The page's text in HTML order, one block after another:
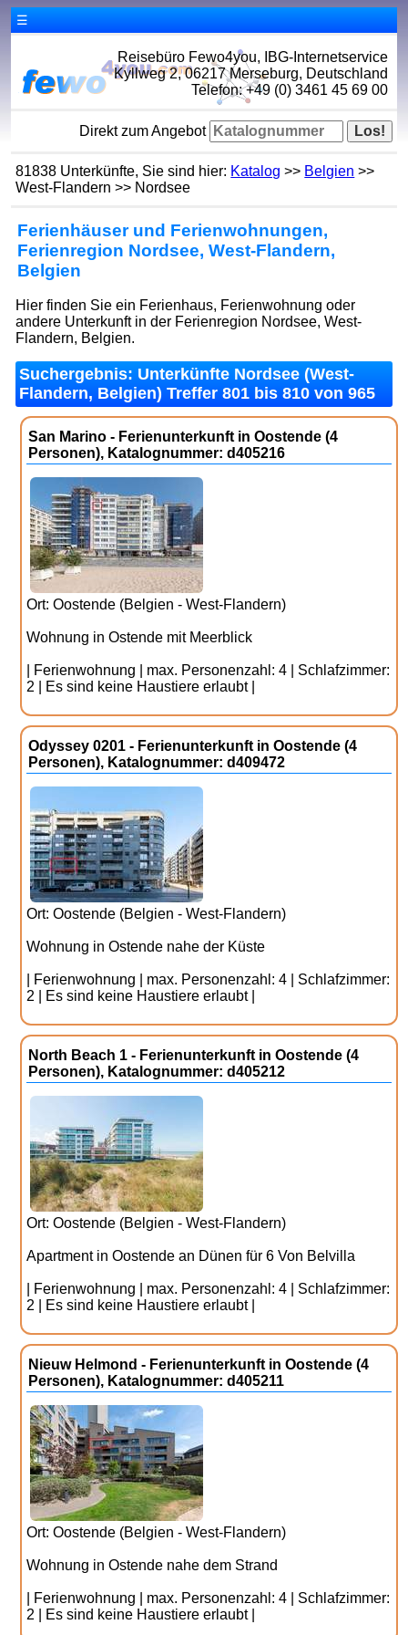
☰
Reisebüro Fewo4you, IBG-Internetservice
Kyllweg 2, 06217 Merseburg, Deutschland
Telefon: +49 (0) 3461 45 69 00
Direkt zum Angebot
81838 Unterkünfte, Sie sind hier: Katalog >> Belgien >>
West-Flandern >> Nordsee
Ferienhäuser und Ferienwohnungen,
Ferienregion Nordsee, West-Flandern,
Belgien
Hier finden Sie ein Ferienhaus, Ferienwohnung oder
andere Unterkunft in der Ferienregion Nordsee, West-
Flandern, Belgien.
Suchergebnis: Unterkünfte Nordsee (West-
Flandern, Belgien) Treffer 801 bis 810 von 965
San Marino - Ferienunterkunft in Oostende (4
Personen), Katalognummer: d405216
Ort: Oostende (Belgien - West-Flandern)
Wohnung in Ostende mit Meerblick
| Ferienwohnung | max. Personenzahl: 4 | Schlafzimmer:
2 | Es sind keine Haustiere erlaubt |
Odyssey 0201 - Ferienunterkunft in Oostende (4
Personen), Katalognummer: d409472
Ort: Oostende (Belgien - West-Flandern)
Wohnung in Ostende nahe der Küste
| Ferienwohnung | max. Personenzahl: 4 | Schlafzimmer:
2 | Es sind keine Haustiere erlaubt |
North Beach 1 - Ferienunterkunft in Oostende (4
Personen), Katalognummer: d405212
Ort: Oostende (Belgien - West-Flandern)
Apartment in Oostende an Dünen für 6 Von Belvilla
| Ferienwohnung | max. Personenzahl: 4 | Schlafzimmer:
2 | Es sind keine Haustiere erlaubt |
Nieuw Helmond - Ferienunterkunft in Oostende (4
Personen), Katalognummer: d405211
Ort: Oostende (Belgien - West-Flandern)
Wohnung in Ostende nahe dem Strand
| Ferienwohnung | max. Personenzahl: 4 | Schlafzimmer:
2 | Es sind keine Haustiere erlaubt |